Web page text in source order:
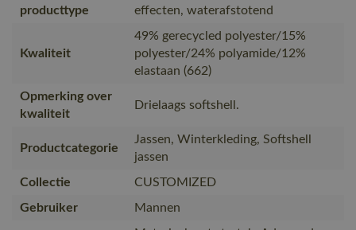
producttype
effecten, waterafstotend
Kwaliteit
49% gerecycled polyester/15%
polyester/24% polyamide/12%
elastaan (662)
Opmerking over
kwaliteit
Drielaags softshell.
Productcategorie
Jassen, Winterkleding, Softshell
jassen
Collectie
CUSTOMIZED
Gebruiker
Mannen